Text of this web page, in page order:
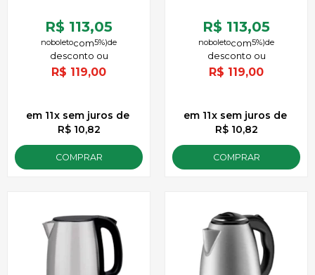
R$ 113,05
de
5%)
noboleto
R$ 119,00
11x
de
R$ 10,82
sem juros
COMPRAR
R$ 113,05
de
5%)
noboleto
R$ 119,00
11x
de
R$ 10,82
sem juros
COMPRAR